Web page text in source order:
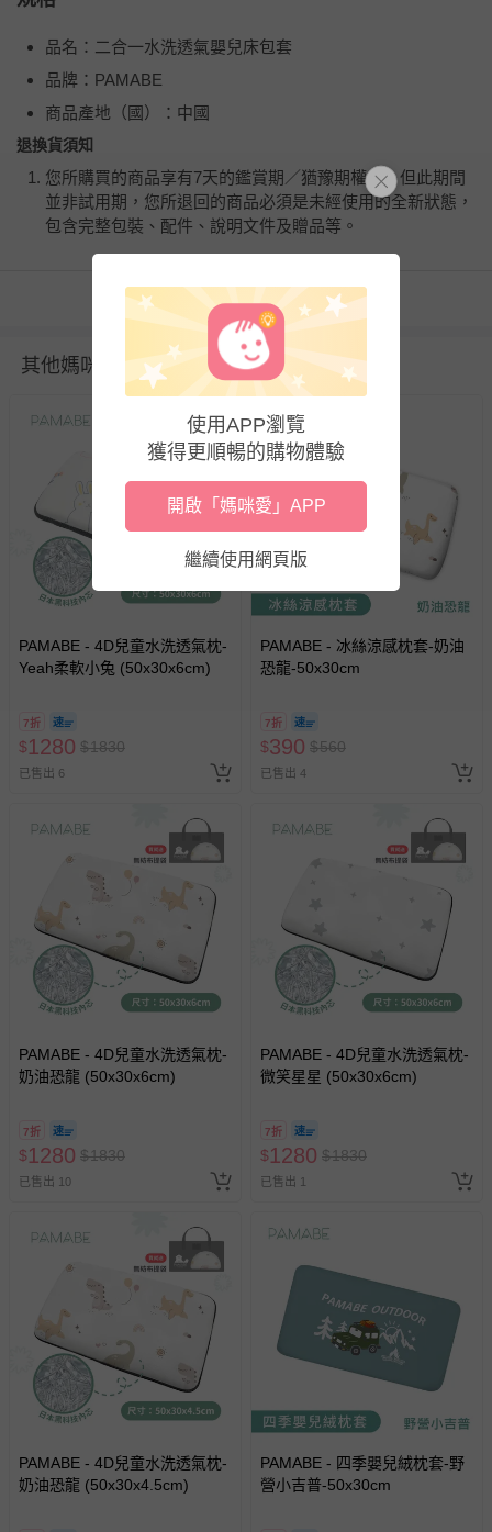
品名：二合一水洗透氣嬰兒床包套
品牌：PAMABE
商品產地（國）：中國
退換貨須知
您所購買的商品享有7天的鑑賞期／猶豫期權益，但此期間
並非試用期，您所退回的商品必須是未經使用的全新狀態，
包含完整包裝、配件、說明文件及贈品等。
瑕疵退換貨所產生的運費，將由媽咪愛負責處理，若非瑕疵
退貨，您可至『查詢訂單』>『已出貨』中查詢該筆訂單，
並點選『我要退貨』即可進行申請。若有相關退貨問題，請
至媽咪愛
LINE@客服ID: @mamilove
我們將依序為您處理
與服務，謝謝。
針對滿件折/滿額贈…等活動，如因部份退貨，而該訂單保
留商品未達活動門檻，將以原價計算，活動贈品亦需一併退
部分商品依據消費者保護法的規定，不適用七天鑑賞期/猶
豫期範圍：
易於腐敗、保存期限較短或解約時即將逾期（例如生鮮
商品、食品等）。
客製化商品（例如客製生日書、姓名貼等）。
經消費者拆封之影音商品或電腦軟體（例如 DVD、CD
非以有形媒介提供之數位內容或一經提供即為完成之線
上服務，經消費者事先同意始提供（例如線上課程、遊
戲或活動點數等）。
已拆封之以下類型商品：
-個人衛生用品（例如尿布、貼身衣物、泳裝、襪子、地
墊、寢具類等）。
-新生兒親膚衣物（嬰幼兒包巾與背巾、包屁衣、學習
褲、紗布衣等）。
-接觸性孕哺產品（奶嘴、奶瓶、擠乳器、哺乳衣、托腹
-其他原廠盒裝商品封口處已貼上「不可拆封」，或具警
示字句等說明貼紙、封條者。
國際航空、客運、訂房等服務。
相關的退換貨辦理流程，可詳見：退換貨 & 退款問題
其他常見問題：
運送服務：目前提供的運送僅限台灣本島。如您位於離島地
區，可能會無法配送，或須依據商品需加收離島運費。廠商
亦保留出貨與否的權利。離島、偏遠地區、樓層親送等加價
費用，可能會另需加收。
商品實際的配達日期，可於訂單個人資料內的查詢訂單內，
已出貨通知之訊息為主。
如您收到商品，請依正常流程檢查是否完好，若商品遇瑕疵
情形，您可申請更換新品或退貨，請見：退貨的辦理流程。
若您對於會員帳號、商品訂購與資訊、購物流程、付款方
其他媽咪也在逛
PAMABE - 4D兒童水洗透氣枕-
Yeah柔軟小兔 (50x30x6cm)
7折
$1280 $1830
已售出 6
PAMABE - 冰絲涼感枕套-奶油
恐龍-50x30cm
7折
$390 $560
已售出 4
PAMABE - 4D兒童水洗透氣枕-
奶油恐龍 (50x30x6cm)
7折
$1280 $1830
已售出 10
PAMABE - 4D兒童水洗透氣枕-
微笑星星 (50x30x6cm)
7折
$1280 $1830
已售出 1
PAMABE - 4D兒童水洗透氣枕-
奶油恐龍 (50x30x4.5cm)
PAMABE - 四季嬰兒絨枕套-野
營小吉普-50x30cm
使用APP瀏覽
獲得更順暢的購物體驗
開啟「媽咪愛」APP
繼續使用網頁版